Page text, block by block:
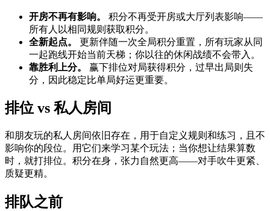
开房不再有影响。
积分不再受开房或大厅列表影响——
所有人以相同规则获取积分。
全新起点。
更新伴随一次全局积分重置，所有玩家从同
一起跑线开始当前天梯；你以往的休闲战绩不会带入。
靠胜利上分。
赢下排位对局获得积分，过早出局则失
分，因此稳定比单局好运更重要。
排位 vs 私人房间
和朋友玩的私人房间依旧存在，用于自定义规则和练习，且不
影响你的段位。用它们来学习某个玩法；当你想让结果算数
时，就打排位。积分在身，张力自然更高——对手吹牛更紧、
质疑更精。
排队之前